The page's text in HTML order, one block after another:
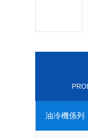
油冷機係列